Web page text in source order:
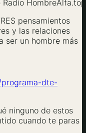
Radio
pensamientos
y las relaciones
ser un hombre más
dte-
ninguno de estos
cuando te paras a